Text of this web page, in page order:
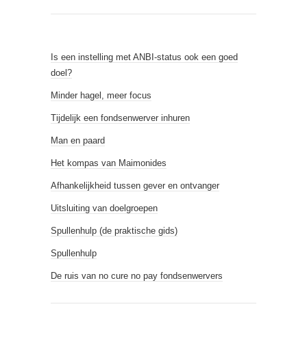
Is een instelling met ANBI-status ook een goed
doel?
Minder hagel, meer focus
Tijdelijk een fondsenwerver inhuren
Man en paard
Het kompas van Maimonides
Afhankelijkheid tussen gever en ontvanger
Uitsluiting van doelgroepen
Spullenhulp (de praktische gids)
Spullenhulp
De ruis van no cure no pay fondsenwervers